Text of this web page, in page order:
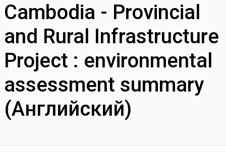
Cambodia - Provincial
and Rural Infrastructure
Project : environmental
assessment summary
(Английский)